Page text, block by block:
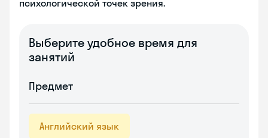
психологической точек зрения.
Выберите удобное время для
занятий
Предмет
Английский язык